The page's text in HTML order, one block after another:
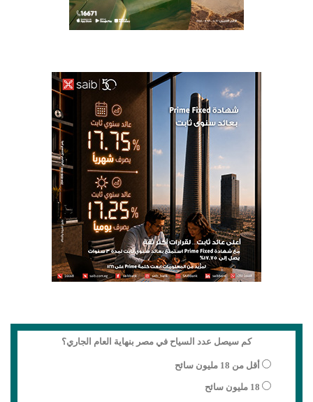
كم سيصل عدد السياح في مصر بنهاية العام الجاري؟
أقل من 18 مليون سائح
18 مليون سائح